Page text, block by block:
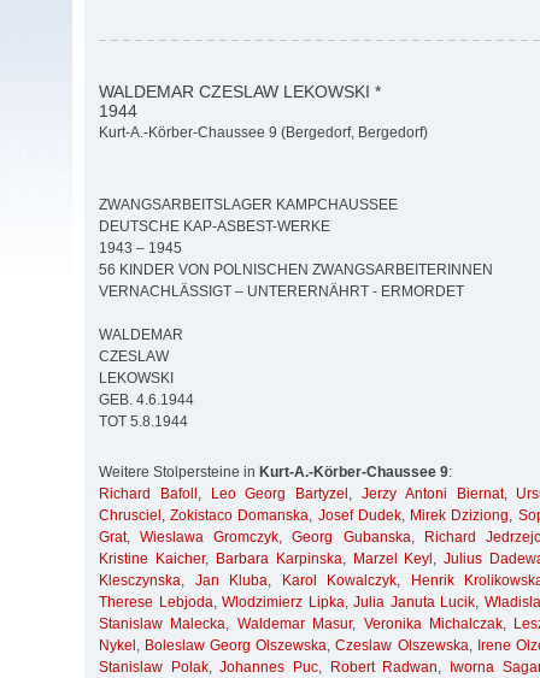
WALDEMAR CZESLAW LEKOWSKI *
1944
Kurt-A.-Körber-Chaussee 9 (Bergedorf, Bergedorf)
ZWANGSARBEITSLAGER KAMPCHAUSSEE
DEUTSCHE KAP-ASBEST-WERKE
1943 – 1945
56 KINDER VON POLNISCHEN ZWANGSARBEITERINNEN
VERNACHLÄSSIGT – UNTERERNÄHRT - ERMORDET
WALDEMAR
CZESLAW
LEKOWSKI
GEB. 4.6.1944
TOT 5.8.1944
Weitere Stolpersteine in Kurt-A.-Körber-Chaussee 9:
Richard Bafoll , Leo Georg Bartyzel ,Jerzy Antoni Biernat,
Chrusciel ,Zokistaco Domanska, Josef Dudek, Mirek Dziziong,
Grat,Wieslawa Gromczyk,Georg Gubanska,
Richard
Kristine Kaicher, Barbara Karpinska, Marzel Keyl ,Julius
Klesczynska, Jan Kluba, Karol Kowalczyk,
Henrik
Therese Lebjoda,Wlodzimierz Lipka,Julia Januta Lucik,
Stanislaw Malecka, Waldemar Masur, Veronika Michalczak,
Nykel , Boleslaw Georg Olszewska,Czeslaw Olszewska, Irene
Stanislaw Polak,Johannes Puc, Robert Radwan,
Iworna